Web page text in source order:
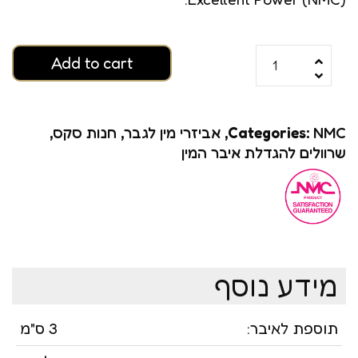
Add to cart
Categories: NMC
, אביזרי מין לגבר, חנות סקס,
שרוולים להגדלת איבר המין
מידע נוסף
תוספת לאיבר:
3 ס"מ